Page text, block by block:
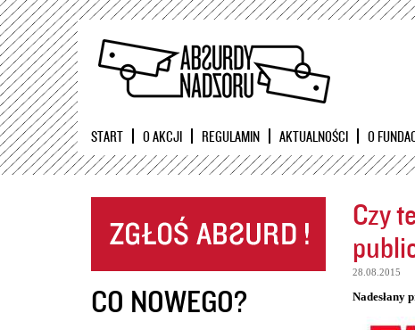
START O AKCJI REGULAMIN AKTUALNOŚCI O
CO NOWEGO?
Czy
28.08.2015
Nadesłany